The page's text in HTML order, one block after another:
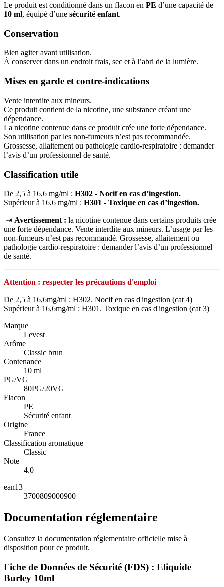
Le produit est conditionné dans un flacon en PE d’une capacité de
10 ml, équipé d’une sécurité enfant.
Conservation
Bien agiter avant utilisation.
À conserver dans un endroit frais, sec et à l’abri de la lumière.
Mises en garde et contre-indications
Vente interdite aux mineurs.
Ce produit contient de la nicotine, une substance créant une
dépendance.
La nicotine contenue dans ce produit crée une forte dépendance.
Son utilisation par les non-fumeurs n’est pas recommandée.
Grossesse, allaitement ou pathologie cardio-respiratoire : demander
l’avis d’un professionnel de santé.
Classification utile
De 2,5 à 16,6 mg/ml : H302 - Nocif en cas d’ingestion.
Supérieur à 16,6 mg/ml : H301 - Toxique en cas d’ingestion.
⇥ Avertissement : la nicotine contenue dans certains produits crée
une forte dépendance. Vente interdite aux mineurs. L’usage par les
non‑fumeurs n’est pas recommandé. Grossesse, allaitement ou
pathologie cardio‑respiratoire : demander l’avis d’un professionnel
de santé.
Attention : respecter les précautions d'emploi
De 2,5 à 16,6mg/ml : H302. Nocif en cas d'ingestion (cat 4)
Supérieur à 16,6mg/ml : H301. Toxique en cas d'ingestion (cat 3)
Marque
Levest
Arôme
Classic brun
Contenance
10 ml
PG/VG
80PG/20VG
Flacon
PE
Sécurité enfant
Origine
France
Classification aromatique
Classic
Note
4.0
ean13
3700809000900
Documentation réglementaire
Consultez la documentation réglementaire officielle mise à
disposition pour ce produit.
Fiche de Données de Sécurité (FDS) : Eliquide
Burley 10ml